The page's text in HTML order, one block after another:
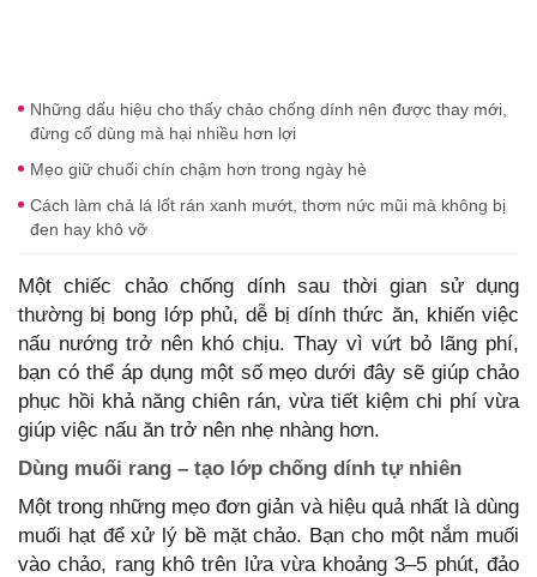
Những dấu hiệu cho thấy chảo chống dính nên được thay mới,
đừng cố dùng mà hại nhiều hơn lợi
Mẹo giữ chuối chín chậm hơn trong ngày hè
Cách làm chả lá lốt rán xanh mướt, thơm nức mũi mà không bị
đen hay khô vỡ
Một chiếc chảo chống dính sau thời gian sử dụng
thường bị bong lớp phủ, dễ bị dính thức ăn, khiến việc
nấu nướng trở nên khó chịu. Thay vì vứt bỏ lãng phí,
bạn có thể áp dụng một số mẹo dưới đây sẽ giúp chảo
phục hồi khả năng chiên rán, vừa tiết kiệm chi phí vừa
giúp việc nấu ăn trở nên nhẹ nhàng hơn.
Dùng muối rang – tạo lớp chống dính tự nhiên
Một trong những mẹo đơn giản và hiệu quả nhất là dùng
muối hạt để xử lý bề mặt chảo. Bạn cho một nắm muối
vào chảo, rang khô trên lửa vừa khoảng 3–5 phút, đảo